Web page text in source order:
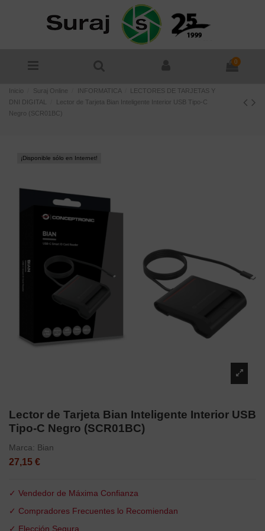
0
Inicio Suraj Online INFORMATICA
LECTORES DE TARJETAS Y
DNI DIGITAL
Lector de Tarjeta Bian Inteligente Interior USB Tipo-C
Negro (SCR01BC)
¡Disponible sólo en Internet!
Lector de Tarjeta Bian Inteligente Interior USB
Tipo-C Negro (SCR01BC)
Marca: Bian
27,15 €
✓ Vendedor de Máxima Confianza
✓ Compradores Frecuentes lo Recomiendan
✓ Elección Segura